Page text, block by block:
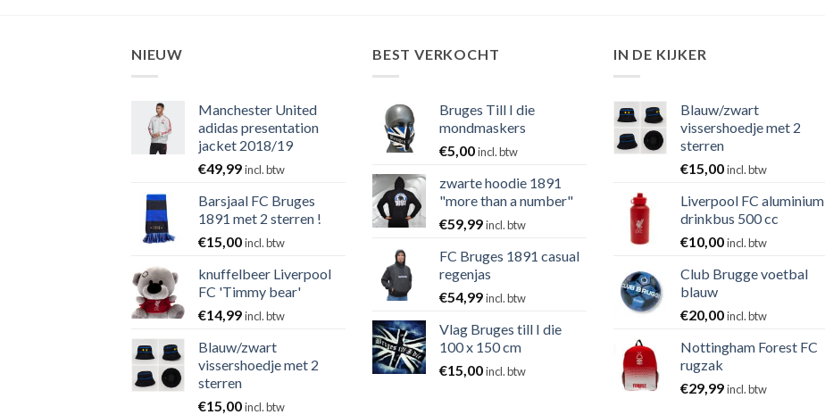
NIEUW
Manchester United
adidas presentation
jacket 2018/19
€49,99incl. btw
Barsjaal FC Bruges
1891 met 2 sterren !
€15,00incl. btw
knuffelbeer Liverpool
FC 'Timmy bear'
€14,99incl. btw
Blauw/zwart
vissershoedje met 2
sterren
€15,00incl. btw
BEST VERKOCHT
Bruges Till I die
mondmaskers
€5,00incl. btw
zwarte hoodie 1891
"more than a number"
€59,99incl. btw
FC Bruges 1891 casual
regenjas
€54,99incl. btw
Vlag Bruges till I die
100 x 150 cm
€15,00incl. btw
IN DE KIJKER
Blauw/zwart
vissershoedje met 2
sterren
€15,00incl. btw
Liverpool FC aluminium
drinkbus 500 cc
€10,00incl. btw
Club Brugge voetbal
blauw
€20,00incl. btw
Nottingham Forest FC
rugzak
€29,99incl. btw